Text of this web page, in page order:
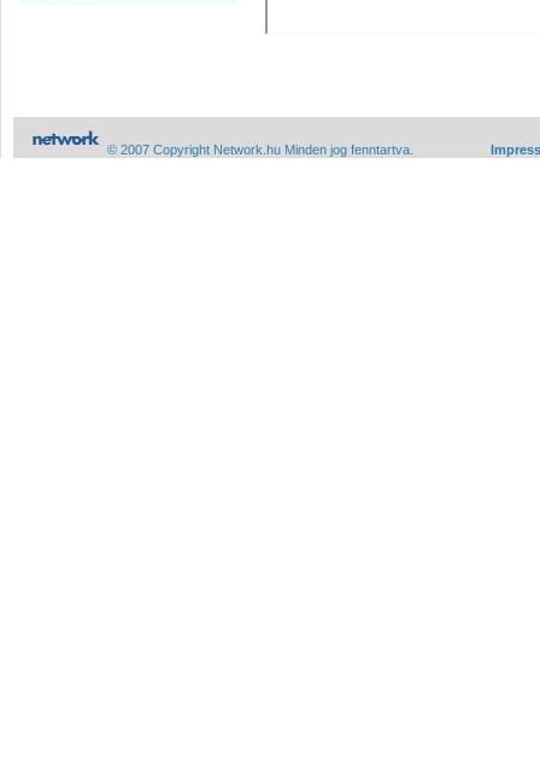
© 2007 Copyright Network.hu Minden jog fenntartva.